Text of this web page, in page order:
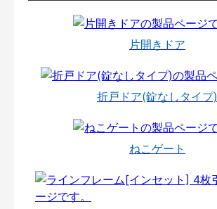
片開きドア
折戸ドア(錠なしタイプ)
ねこゲート